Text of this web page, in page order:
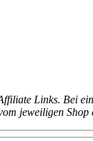
Links. Bei
jeweiligen Shop